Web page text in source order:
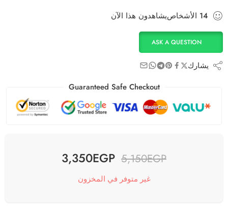
14 الأشخاصيشاهدون هذا الآن
ASK A QUESTION
يشارك
Guaranteed Safe Checkout
5,150EGP
3,350EGP
غير متوفر في المخزون